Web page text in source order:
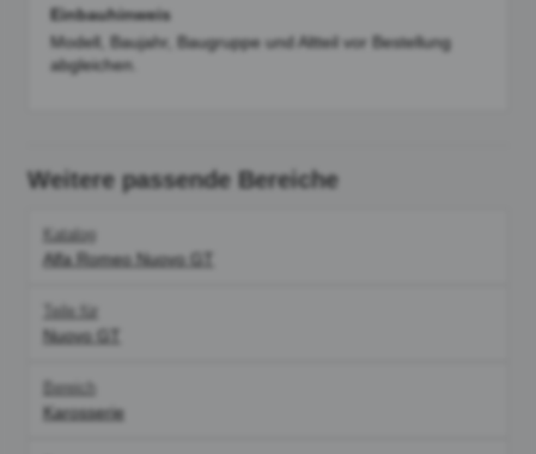
Einbauhinweis
Modell, Baujahr, Baugruppe und Altteil vor Bestellung
abgleichen.
Weitere passende Bereiche
Katalog
Alfa Romeo Nuovo GT
Teile für
Nuovo GT
Bereich
Karosserie